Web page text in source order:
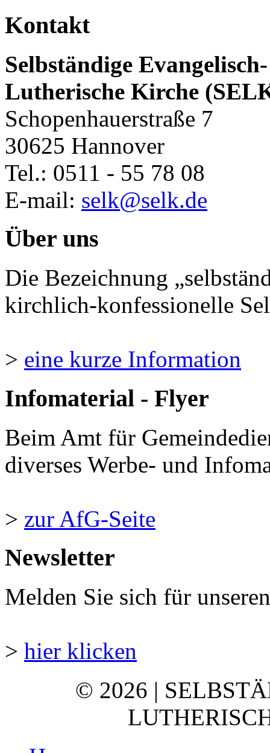
Kontakt
Selbständige Evangelisch-
Lutherische Kirche
Schopenhauerstraße 7
30625 Hannover
Tel.: 0511 - 55 78 08
E-mail: selk@selk.de
Über uns
Die Bezeichnung
kirchlich-konfessionelle
> eine kurze Information
Infomaterial - Flyer
Beim Amt für
diverses Werbe- und
> zur AfG-Seite
Newsletter
Melden Sie sich für
> hier klicken
© 2026 |